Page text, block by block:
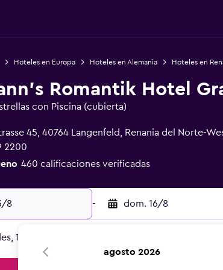
Hoteles en Europa Hoteles en Alemania Hoteles en
Romantik Hotel
con Piscina (cubierta)
45, 40764 Langenfeld, Renania del Norte-
2200
460 calificaciones verificadas
8 - dom. 16/8
1 habitación
agosto 2026